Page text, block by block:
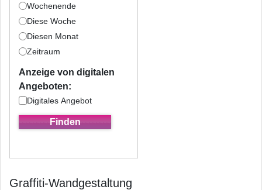
Wochenende
Diese Woche
Diesen Monat
Zeitraum
Anzeige von digitalen
Angeboten:
Digitales Angebot
Graffiti-Wandgestaltung